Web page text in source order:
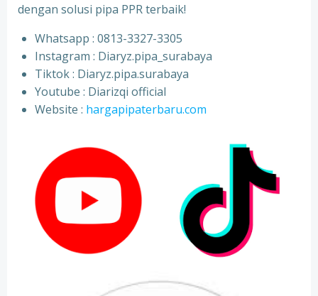
dengan solusi pipa PPR terbaik!
Whatsapp : 0813-3327-3305
⁠Instagram : Diaryz.pipa_surabaya
⁠Tiktok : Diaryz.pipa.surabaya
⁠Youtube : Diarizqi official
⁠Website : hargapipaterbaru.com